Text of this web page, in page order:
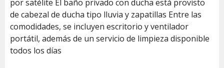
por satélite El baño privado con ducha está provisto
de cabezal de ducha tipo lluvia y zapatillas Entre las
comodidades, se incluyen escritorio y ventilador
portátil, además de un servicio de limpieza disponible
todos los días